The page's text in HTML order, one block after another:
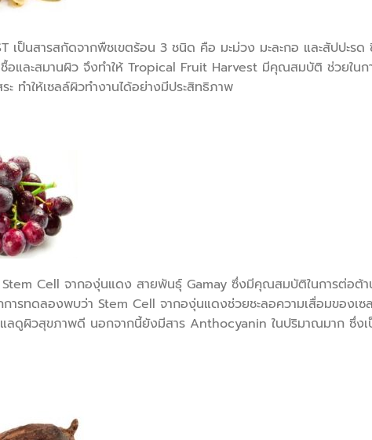
เป็นสารสกัดจากพืชเขตร้อน 3 ชนิด คือ มะม่วง มะละกอ และสัปปะ
เชื้อและสมานผิว จึงทำให้ Tropical Fruit Harvest มีคุณสมบัติ ช่วย
ทำให้เซลล์ผิวทำงานได้อย่างมีประสิทธิภาพ
Stem Cell จากองุ่นแดง สายพันธุ์ Gamay ซึ่งมีคุณสมบัติในการต่อ
รทดลองพบว่า Stem Cell จากองุ่นแดงช่วยชะลอความเสื่อมของเซ
ลดูผิวสุขภาพดี นอกจากนี้ยังมีสาร Anthocyanin ในปริมาณมาก ซึ่